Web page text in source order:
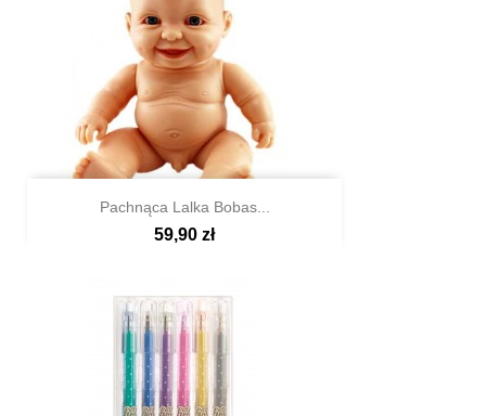
Szybki podgląd
Pachnąca Lalka Bobas...
59,90 zł